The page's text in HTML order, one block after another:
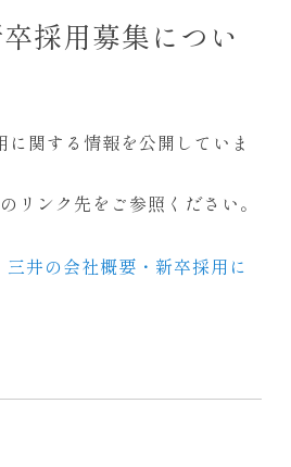
採用募集につい
関する情報を公開していま
リンク先をご参照ください。
井の会社概要・新卒採用に